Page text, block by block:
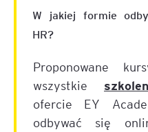
W jakiej formie
HR?
Proponowane
wszystkie
ofercie EY
odbywać się